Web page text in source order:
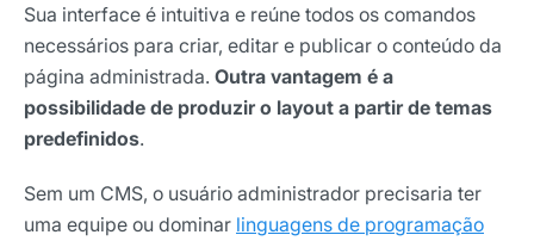
Sua interface é intuitiva e reúne todos os comandos
necessários para criar, editar e publicar o conteúdo da
página administrada. Outra vantagem é a
possibilidade de produzir o layout a partir de temas
predefinidos.
Sem um CMS, o usuário administrador precisaria ter
uma equipe ou dominar linguagens de programação